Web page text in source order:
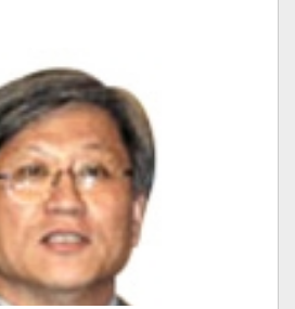
各地蔓延，今年論壇主題聚焦
性、灰帶侵擾的因應聯防，以
塑，更加反映出台灣在國際社
以及期許台灣能承擔的國際責
當今台灣的民主成就受到國際
「民促法」的威脅，台灣不會
色恐怖、不會坐視中國將壓迫
任何自由國家與地區。 賴清德
動積極響應，落實「集體防
並將持續提升國防力量、強化
費需求擴大優質供給」。顯然
濟數字，製造業採購經理人指
五十．三％大幅滑落至四十九．
估的五十．一％，更一舉跌破
上非製造業和綜合PMI產出指數
跌穿榮枯線，習近平的梭哈
，在會議文件上不得不兩處承
是「有效應對各種外部衝擊和
提及「要高度重視經濟運行中
後各段落所說的例如公平競